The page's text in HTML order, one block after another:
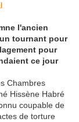
l'ancien
tournant pour
pour
ce jour
Chambres
Hissène Habré
coupable de
de torture